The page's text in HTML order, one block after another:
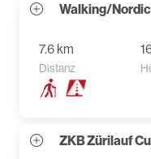
Walking/
7.6 km
Distanz
ZKB Zürilauf